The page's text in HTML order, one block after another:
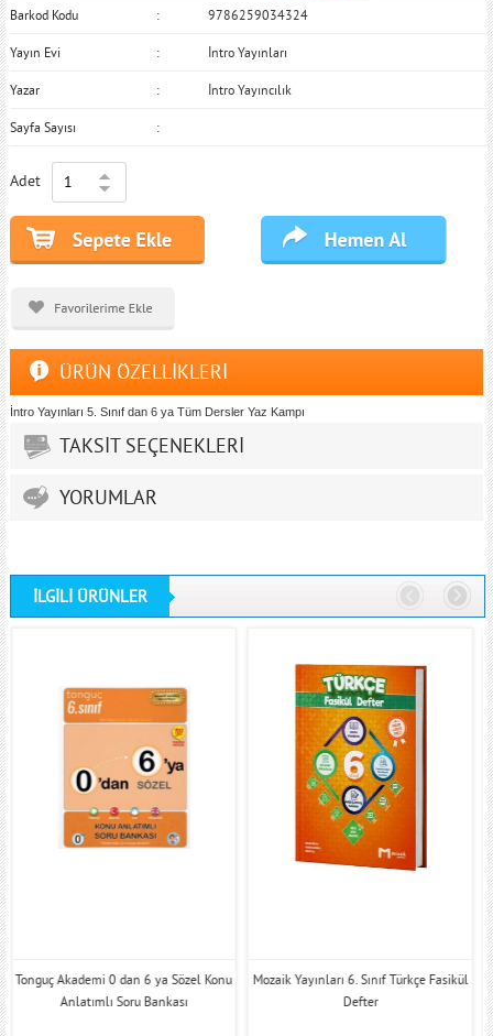
Barkod Kodu 9786259034324
Yayın Evi İntro Yayınları
Yazar İntro Yayıncılık
Sayfa Sayısı
Adet
ÜRÜN ÖZELLİKLERİ
İntro Yayınları 5. Sınıf dan 6 ya Tüm Dersler Yaz Kampı
TAKSİT SEÇENEKLERİ
YORUMLAR
İLGİLİ ÜRÜNLER
Tonguç Akademi 0 dan 6 ya Sözel Konu
Anlatımlı Soru Bankası
Mozaik Yayınları 6. Sınıf Türkçe Fasikül
Defter